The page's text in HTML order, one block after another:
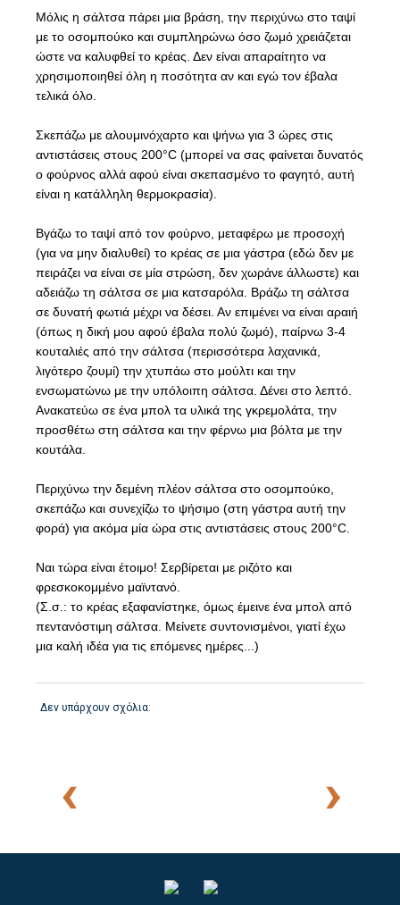
Μόλις η σάλτσα πάρει μια βράση, την περιχύνω στο ταψί
με το οσομπούκο και συμπληρώνω όσο ζωμό χρειάζεται
ώστε να καλυφθεί το κρέας. Δεν είναι απαραίτητο να
χρησιμοποιηθεί όλη η ποσότητα αν και εγώ τον έβαλα
τελικά όλο.
Σκεπάζω με αλουμινόχαρτο και ψήνω για 3 ώρες στις
αντιστάσεις στους 200°C (μπορεί να σας φαίνεται δυνατός
ο φούρνος αλλά αφού είναι σκεπασμένο το φαγητό, αυτή
είναι η κατάλληλη θερμοκρασία).
Βγάζω το ταψί από τον φούρνο, μεταφέρω με προσοχή
(για να μην διαλυθεί) το κρέας σε μια γάστρα (εδώ δεν με
πειράζει να είναι σε μία στρώση, δεν χωράνε άλλωστε) και
αδειάζω τη σάλτσα σε μια κατσαρόλα. Βράζω τη σάλτσα
σε δυνατή φωτιά μέχρι να δέσει. Αν επιμένει να είναι αραιή
(όπως η δική μου αφού έβαλα πολύ ζωμό), παίρνω 3-4
κουταλιές από την σάλτσα (περισσότερα λαχανικά,
λιγότερο ζουμί) την χτυπάω στο μούλτι και την
ενσωματώνω με την υπόλοιπη σάλτσα. Δένει στο λεπτό.
Ανακατεύω σε ένα μπολ τα υλικά της γκρεμολάτα, την
προσθέτω στη σάλτσα και την φέρνω μια βόλτα με την
κουτάλα.
Περιχύνω την δεμένη πλέον σάλτσα στο οσομπούκο,
σκεπάζω και συνεχίζω το ψήσιμο (στη γάστρα αυτή την
φορά) για ακόμα μία ώρα στις αντιστάσεις στους 200°C.
Ναι τώρα είναι έτοιμο! Σερβίρεται με ριζότο και
φρεσκοκομμένο μαϊντανό.
(Σ.σ.: το κρέας εξαφανίστηκε, όμως έμεινε ένα μπολ από
πεντανόστιμη σάλτσα. Μείνετε συντονισμένοι, γιατί έχω
μια καλή ιδέα για τις επόμενες ημέρες...)
Δεν υπάρχουν σχόλια:
‹ ›